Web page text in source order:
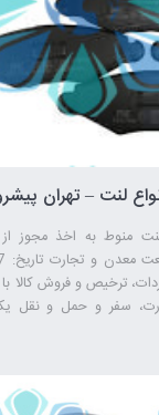
منوط به اخذ مجوز از
واردات، ترخیص و فروش
سفر و حمل ‌و نقل